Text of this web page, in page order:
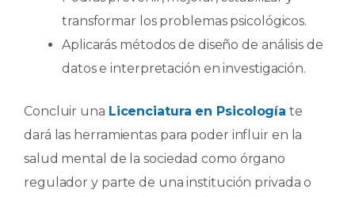
transformar los problemas psicológicos.
Aplicarás métodos de diseño de análisis de
datos e interpretación en investigación.
Concluir una Licenciatura en Psicología te
dará las herramientas para poder influir en la
salud mental de la sociedad como órgano
regulador y parte de una institución privada o